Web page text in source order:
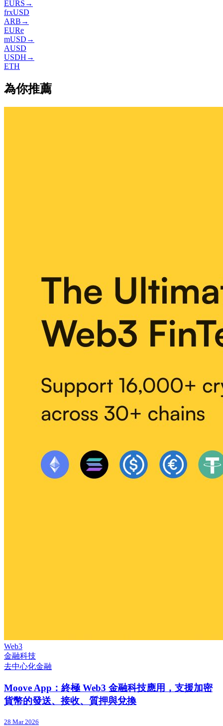
EURS →
frxUSD
ARB →
EURe
mUSD →
AUSD
USDH →
ETH
為你推薦
Web3
金融科技
去中心化金融
Moove App：終極 Web3 金融科技應用，支援加密
貨幣的發送、接收、質押與兌換
28 Mar 2026